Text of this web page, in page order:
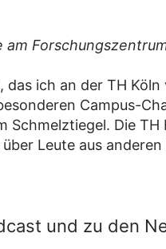
am
ich an der TH
Campus-
Schmelztiegel. Die
Leute aus
und zu den